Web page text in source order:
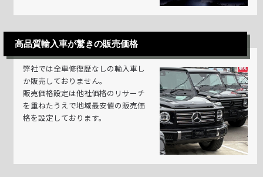
高品質輸入車が驚きの販売価格
弊社では全車修復歴なしの輸入車し
か販売しておりません。
販売価格設定は他社価格のリサーチ
を重ねたうえで地域最安値の販売価
格を設定しております。